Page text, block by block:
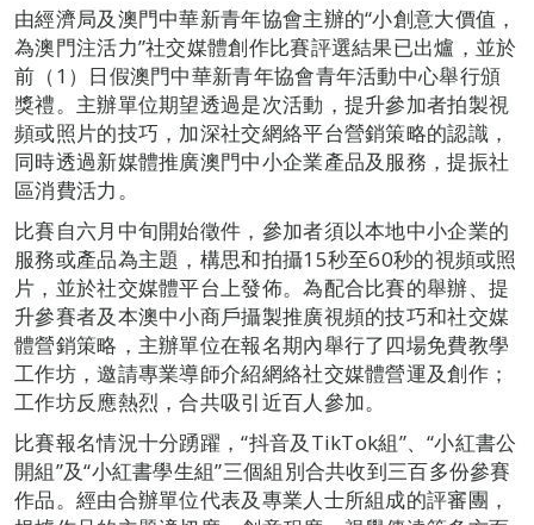
由經濟局及澳門中華新青年協會主辦的“小創意大價值，
為澳門注活力”社交媒體創作比賽評選結果已出爐，並於
前（1）日假澳門中華新青年協會青年活動中心舉行頒
獎禮。主辦單位期望透過是次活動，提升參加者拍製視
頻或照片的技巧，加深社交網絡平台營銷策略的認識，
同時透過新媒體推廣澳門中小企業產品及服務，提振社
區消費活力。
比賽自六月中旬開始徵件，參加者須以本地中小企業的
服務或產品為主題，構思和拍攝15秒至60秒的視頻或照
片，並於社交媒體平台上發佈。為配合比賽的舉辦、提
升參賽者及本澳中小商戶攝製推廣視頻的技巧和社交媒
體營銷策略，主辦單位在報名期內舉行了四場免費教學
工作坊，邀請專業導師介紹網絡社交媒體營運及創作；
工作坊反應熱烈，合共吸引近百人參加。
比賽報名情況十分踴躍，“抖音及TikTok組”、“小紅書公
開組”及“小紅書學生組”三個組別合共收到三百多份參賽
作品。經由合辦單位代表及專業人士所組成的評審團，